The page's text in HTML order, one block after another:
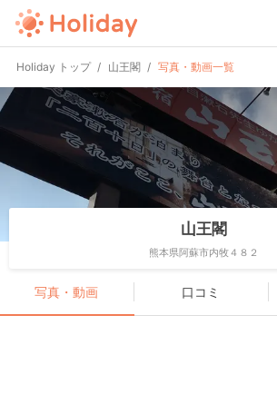
Holiday トップ 山王閣 写真・動画一覧
山王閣
熊本県阿蘇市内牧４８２
写真・動画 口コミ